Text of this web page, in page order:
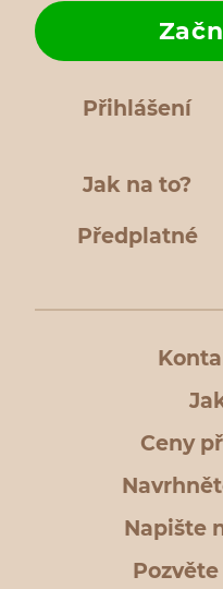
Přihlášení
Jak na to?
Předplatné
Ceny
Napište